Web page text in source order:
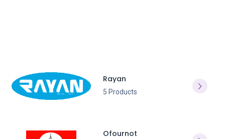
Rayan
5 Products
Ofournot